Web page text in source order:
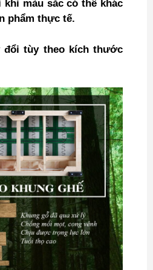
khi màu sắc có thể khác
phẩm thực tế.
đổi tùy theo kích thước